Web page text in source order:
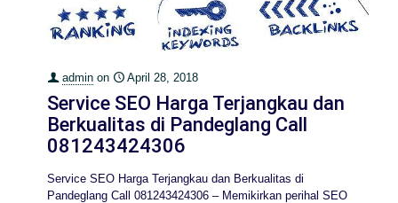
admin on April 28, 2018
Service SEO Harga Terjangkau dan
Berkualitas di Pandeglang Call
081243424306
Service SEO Harga Terjangkau dan Berkualitas di
Pandeglang Call 081243424306 – Memikirkan perihal SEO